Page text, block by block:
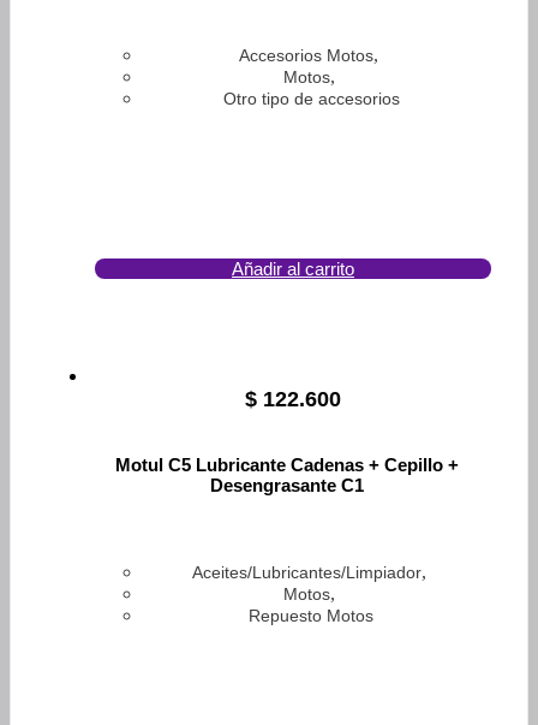
Accesorios Motos,
Motos,
Otro tipo de accesorios
Añadir al carrito
$ 122.600
Motul C5 Lubricante Cadenas + Cepillo +
Desengrasante C1
Aceites/Lubricantes/Limpiador,
Motos,
Repuesto Motos